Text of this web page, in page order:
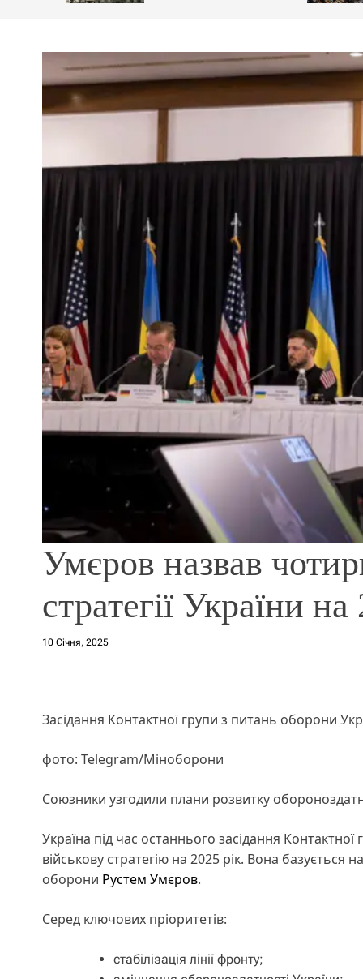
Умєров назвав
стратегії України на
10 Січня, 2025
Засідання Контактної групи з питань оборони
фото: Telegram/Міноборони
Союзники узгодили плани розвитку
Україна під час останнього засідання
військову стратегію на 2025 рік. Вона
оборони Рустем Умєров.
Серед ключових пріоритетів:
стабілізація лінії фронту;